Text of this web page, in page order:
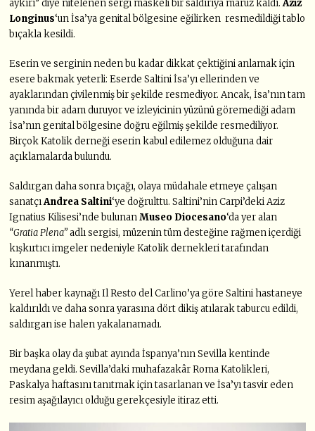
aykırı” diye nitelenen sergi maskeli bir saldırıya maruz kaldı.Aziz
Longinus‘un İsa’ya genital bölgesine eğilirken resmedildiği tablo
bıçakla kesildi.
Eserin ve serginin neden bu kadar dikkat çektiğini anlamak için
esere bakmak yeterli: Eserde Saltini İsa’yı ellerinden ve
ayaklarından çivilenmiş bir şekilde resmediyor. Ancak, İsa’nın tam
yanında bir adam duruyor ve izleyicinin yüzünü göremediği adam
İsa’nın genital bölgesine doğru eğilmiş şekilde resmediliyor.
Birçok Katolik derneği eserin kabul edilemez olduğuna dair
açıklamalarda bulundu.
Saldırgan daha sonra bıçağı, olaya müdahale etmeye çalışan
sanatçıAndrea Saltini‘ye doğrulttu. Saltini’nin Carpi’deki Aziz
Ignatius Kilisesi’nde bulunanMuseo Diocesano‘da yer alan
“Gratia Plena”adlı sergisi, müzenin tüm desteğine rağmen içerdiği
kışkırtıcı imgeler nedeniyle Katolik dernekleri tarafından
kınanmıştı.
Yerel haber kaynağı Il Resto del Carlino’ya göre Saltini hastaneye
kaldırıldı ve daha sonra yarasına dört dikiş atılarak taburcu edildi,
saldırgan ise halen yakalanamadı.
Bir başka olay da şubat ayında İspanya’nın Sevilla kentinde
meydana geldi. Sevilla’daki muhafazakâr Roma Katolikleri,
Paskalya haftasını tanıtmak için tasarlanan ve İsa’yı tasvir eden
resim aşağılayıcı olduğu gerekçesiyle itiraz etti.